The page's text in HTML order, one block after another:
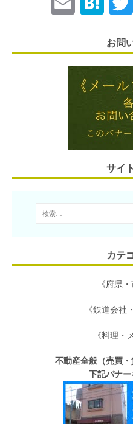
a t
a
お問
サイ
カテ
《府県
《鉄道会社
《料理・
不動産全般（売買
下記バナー